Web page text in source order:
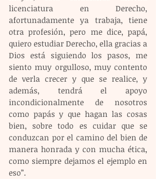
licenciatura en Derecho,
afortunadamente ya trabaja, tiene
otra profesión, pero me dice, papá,
quiero estudiar Derecho, ella gracias a
Dios está siguiendo los pasos, me
siento muy orgulloso, muy contento
de verla crecer y que se realice, y
además, tendrá el apoyo
incondicionalmente de nosotros
como papás y que hagan las cosas
bien, sobre todo es cuidar que se
conduzcan por el camino del bien de
manera honrada y con mucha ética,
como siempre dejamos el ejemplo en
eso”.